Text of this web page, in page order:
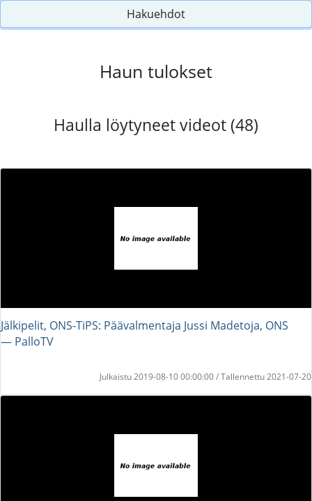
Hakuehdot
Haun tulokset
Haulla löytyneet videot (48)
Jälkipelit, ONS-TiPS: Päävalmentaja Jussi Madetoja, ONS
― PalloTV
Julkaistu 2019-08-10 00:00:00 / Tallennettu 2021-07-20